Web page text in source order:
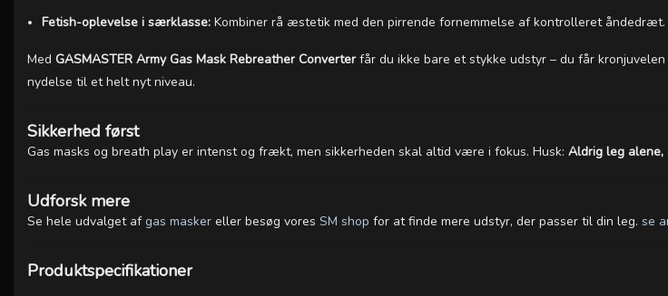
Fetish-oplevelse i særklasse: Kombiner rå æstetik med den pirrende fornemmelse af kontrolleret åndedræt.
Med GASMASTER Army Gas Mask Rebreather Converterfår du ikke bare et stykke udstyr – du får
nydelse til et helt nyt niveau.
Sikkerhed først
Gas masks og breath play er intenst og frækt, men sikkerheden skal altid være i fokus. Husk: Aldrig leg alene,
Udforsk mere
Se hele udvalget afgas masker eller besøg vores SM shop for at finde mere udstyr, der passer til din leg. se
Produktspecifikationer